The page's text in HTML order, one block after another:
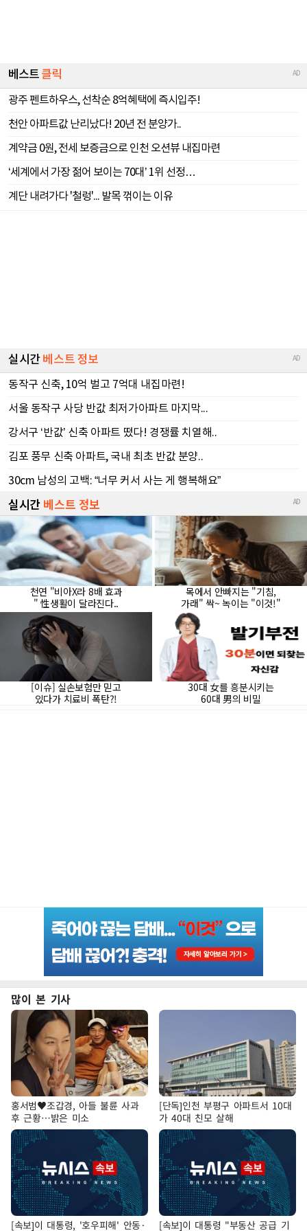
많이 본 기사
홍서범♥조갑경, 아들 불륜 사과
후 근황…밝은 미소
[단독]인천 부평구 아파트서 10대
가 40대 친모 살해
[속보]이 대통령, '호우피해' 안동·
[속보]이 대통령 "부동산 공급 기